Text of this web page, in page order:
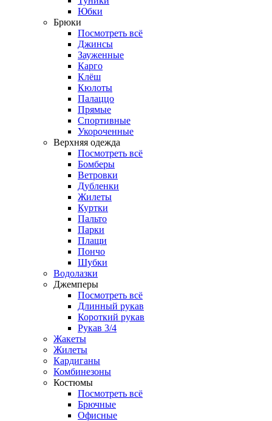
Юбки
Брюки
Посмотреть всё
Джинсы
Зауженные
Карго
Клёш
Кюлоты
Палаццо
Прямые
Спортивные
Укороченные
Верхняя одежда
Посмотреть всё
Бомберы
Ветровки
Дубленки
Жилеты
Куртки
Пальто
Парки
Плащи
Пончо
Шубки
Водолазки
Джемперы
Посмотреть всё
Длинный рукав
Короткий рукав
Рукав 3/4
Жакеты
Жилеты
Кардиганы
Комбинезоны
Костюмы
Посмотреть всё
Брючные
Офисные